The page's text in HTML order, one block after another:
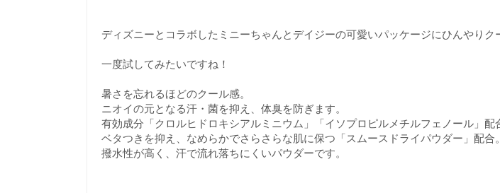
ディズニーとコラボしたミニーちゃんとデイジーの可愛いパッケージにひんやりク
一度試してみたいですね！
暑さを忘れるほどのクール感。
ニオイの元となる汗・菌を抑え、体臭を防ぎます。
有効成分「クロルヒドロキシアルミニウム」「イソプロピルメチルフェノール」配
ベタつきを抑え、なめらかでさらさらな肌に保つ「スムースドライパウダー」配合。
撥水性が高く、汗で流れ落ちにくいパウダーです。